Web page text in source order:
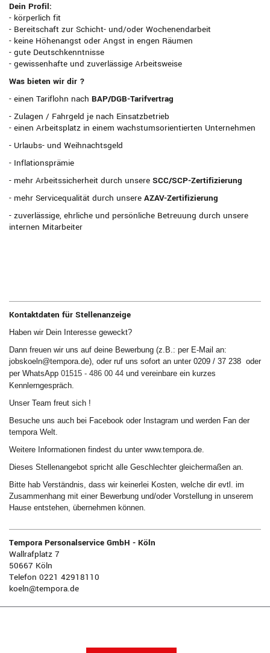
Dein Profil:
- körperlich fit
- Bereitschaft zur Schicht- und/oder Wochenendarbeit
- keine Höhenangst oder Angst in engen Räumen
- gute Deutschkenntnisse
- gewissenhafte und zuverlässige Arbeitsweise
Was bieten wir dir ?
- einen Tariflohn nach BAP/DGB-Tarifvertrag
- Zulagen / Fahrgeld je nach Einsatzbetrieb
- einen Arbeitsplatz in einem wachstumsorientierten Unternehmen
- Urlaubs- und Weihnachtsgeld
- Inflationsprämie
- mehr Arbeitssicherheit durch unsere SCC/SCP-Zertifizierung
- mehr Servicequalität durch unsere AZAV-Zertifizierung
- zuverlässige, ehrliche und persönliche Betreuung durch unsere
internen Mitarbeiter
Kontaktdaten für Stellenanzeige
Haben wir Dein Interesse geweckt?
Dann freuen wir uns auf deine Bewerbung (z.B.: per E-Mail an:
jobskoeln@tempora.de), oder ruf uns sofort an unter 0209 / 37 238 oder
per WhatsApp 01515 - 486 00 44 und vereinbare ein kurzes
Kennlerngespräch.
Unser Team freut sich !
Besuche uns auch bei Facebook oder Instagram und werden Fan der
tempora Welt.
Weitere Informationen findest du unter www.tempora.de.
Dieses Stellenangebot spricht alle Geschlechter gleichermaßen an.
Bitte hab Verständnis, dass wir keinerlei Kosten, welche dir evtl. im
Zusammenhang mit einer Bewerbung und/oder Vorstellung in unserem
Hause entstehen, übernehmen können.
Tempora Personalservice GmbH - Köln
Wallrafplatz 7
50667 Köln
Telefon 0221 42918110
koeln@tempora.de